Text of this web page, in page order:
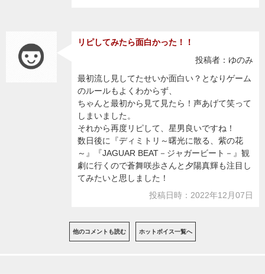
リピしてみたら面白かった！！
投稿者：ゆのみ
最初流し見してたせいか面白い？となりゲーム
のルールもよくわからず、
ちゃんと最初から見て見たら！声あげて笑って
しまいました。
それから再度リピして、星男良いですね！
数日後に『ディミトリ～曙光に散る、紫の花
～』『JAGUAR BEAT－ジャガービート－』観
劇に行くので蒼舞咲歩さんと夕陽真輝も注目し
てみたいと思しました！
投稿日時：2022年12月07日
他のコメントも読む ホットボイス一覧へ